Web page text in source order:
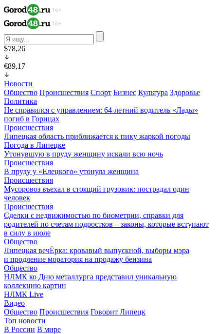
$78,26
€89,17
Новости
Общество Происшествия Спорт Бизнес Культура Здоровье
Политика
Не справился с управлением: 64-летний водитель «Лады»
погиб в Горицах
Происшествия
Липецкая область приближается к пику жаркой погоды
Погода в Липецке
Утонувшую в пруду женщину искали всю ночь
Происшествия
В пруду у «Елецкого» утонула женщина
Происшествия
Мусоровоз въехал в стоящий грузовик: пострадал один
человек
Происшествия
Сделки с недвижимостью по биометрии, справки для
родителей по счетам подростков – законы, которые вступают
в силу в июле
Общество
Липецкая вечЁрка: кровавый выпускной, выборы мэра
и продление моратория на продажу бензина
Общество
НЛМК ко Дню металлурга представил уникальную
коллекцию картин
НЛМК Live
Видео
Общество Происшествия Говорит Липецк
Топ новости
В России В мире